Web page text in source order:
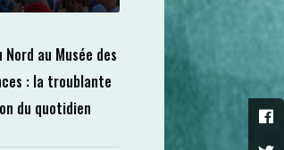
Nord au Musée des
: la troublante
du quotidien